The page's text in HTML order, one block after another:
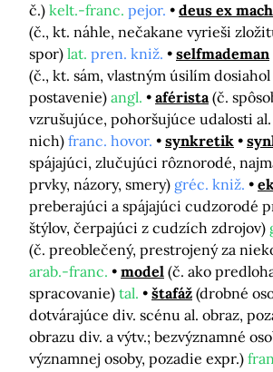
č.) kelt.-franc. pejor. deus ex
(č., kt. náhle, nečakane vyrieši
spor) lat. pren. kniž. selfmademan
(č., kt. sám, vlastným úsilím
postavenie) angl. aférista (č.
vzrušujúce, pohoršujúce udalosti
nich) franc. hovor. synkretik
spájajúci, zlučujúci rôznorodé,
prvky, názory, smery) gréc. kniž.
preberajúci a spájajúci cudzorodé
štýlov, čerpajúci z cudzích zdrojov)
(č. preoblečený, prestrojený za
arab.-franc.
model (č. ako
spracovanie) tal. štafáž (drobné
dotvárajúce div. scénu al. obraz,
obrazu div. a výtv.; bezvýznamné
významnej osoby, pozadie expr.)